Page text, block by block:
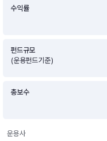
수익률
펀드규모
(운용펀드기준)
총보수
운용사
월배당 포트
포트래빗 관리
미국 ETF 검색
ETF 비교
연금 ETF 검색
ETF트렌드
미국ETF테마
연금 펀드 검색
투자 라이브러리